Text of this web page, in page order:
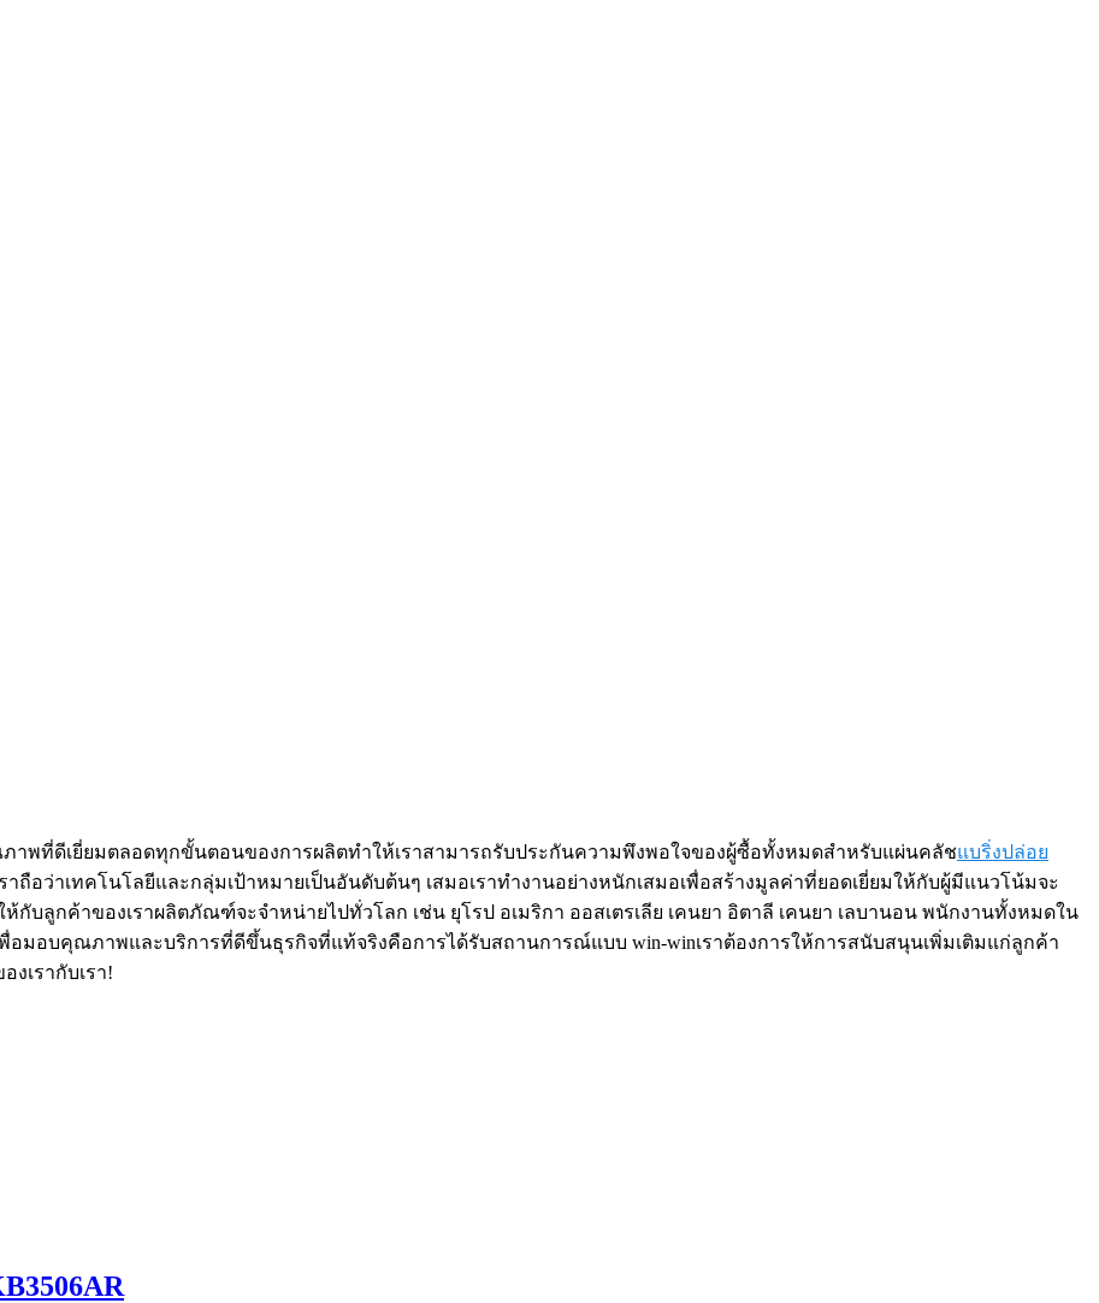
ที่ดีเยี่ยมตลอดทุกขั้นตอนของการผลิตทำให้เราสามารถรับประกันความพึงพอใจของผู้ซื้อทั้งหมดสำหรับแผ่นคลัชแบริ่งปล่อย
ราถือว่าเทคโนโลยีและกลุ่มเป้าหมายเป็นอันดับต้นๆ เสมอเราทำงานอย่างหนักเสมอเพื่อสร้างมูลค่าที่ยอดเยี่ยมให้กับผู้มีแนวโน้มจะ
ลูกค้าของเราผลิตภัณฑ์จะจำหน่ายไปทั่วโลก เช่น ยุโรป อเมริกา ออสเตรเลีย เคนยา อิตาลี เคนยา เลบานอน พนักงานทั้งหมดใน
อมอบคุณภาพและบริการที่ดีขึ้นธุรกิจที่แท้จริงคือการได้รับสถานการณ์แบบ win-winเราต้องการให้การสนับสนุนเพิ่มเติมแก่ลูกค้า
เรากับเรา!